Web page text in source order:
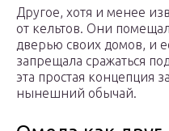
Другое, хотя и менее
от кельтов. Они
дверью своих домов, и
запрещала сражаться
эта простая концепция
нынешний обычай.